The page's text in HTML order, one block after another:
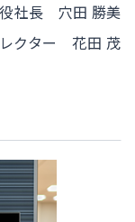
社長 穴田 勝美
クター 花田 茂